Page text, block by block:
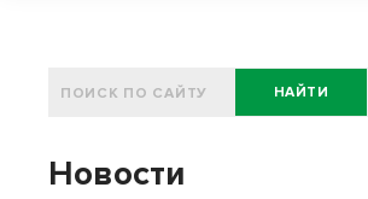
НАЙТИ
Новости